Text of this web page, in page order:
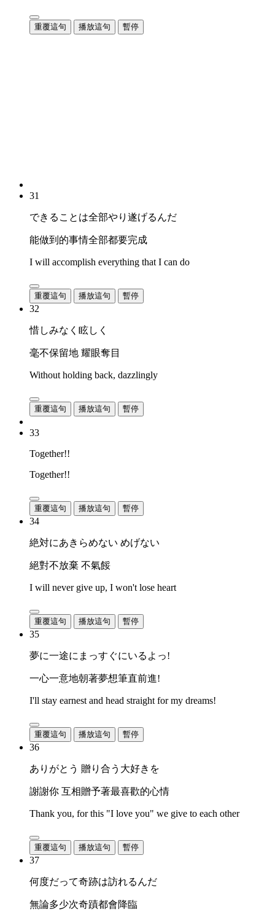
重覆這句 播放這句 暫停
31
できることは全部やり遂げるんだ
能做到的事情全部都要完成
I will accomplish everything that I can do
重覆這句 播放這句 暫停
32
惜しみなく眩しく
毫不保留地 耀眼奪目
Without holding back, dazzlingly
重覆這句 播放這句 暫停
33
Together!!
Together!!
重覆這句 播放這句 暫停
34
絶対にあきらめない めげない
絕對不放棄 不氣餒
I will never give up, I won't lose heart
重覆這句 播放這句 暫停
35
夢に一途にまっすぐにいるよっ!
一心一意地朝著夢想筆直前進!
I'll stay earnest and head straight for my dreams!
重覆這句 播放這句 暫停
36
ありがとう 贈り合う大好きを
謝謝你 互相贈予著最喜歡的心情
Thank you, for this "I love you" we give to each other
重覆這句 播放這句 暫停
37
何度だって奇跡は訪れるんだ
無論多少次奇蹟都會降臨